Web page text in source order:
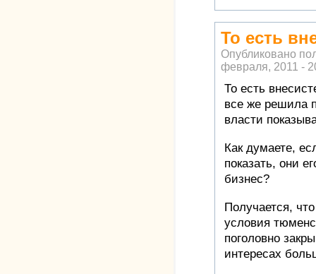
То есть
Опубликовано
февраля, 2011 -
То есть
все же решила
власти
Как думаете,
показать, они
бизнес?
Получается,
условия
поголовно
интересах